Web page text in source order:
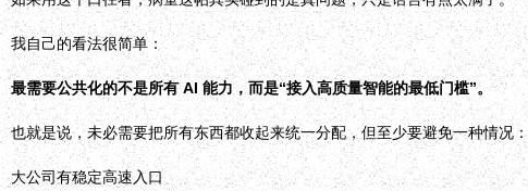
我自己的看法很简单：
最需要公共化的不是所有 AI 能力，而是“接入高质量智能的最低门槛”。
也就是说，未必需要把所有东西都收起来统一分配，但至少要避免一种情况：
大公司有稳定高速入口